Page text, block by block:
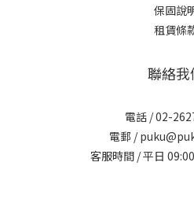
保固說
租賃條
聯絡我
電話 / 02-
電郵 /
客服時間 / 平日